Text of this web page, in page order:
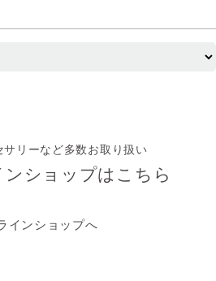
サリーなど多数お取り扱い
ショップはこちら
インショップへ